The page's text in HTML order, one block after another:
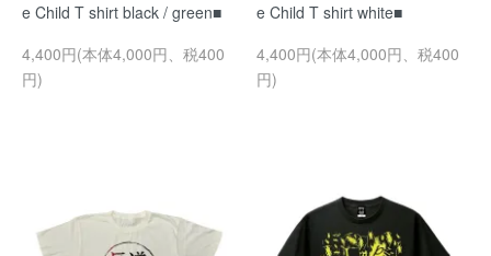
e Child T shirt black / green■
4,400円(本体4,000円、税400
円)
e Child T shirt white■
4,400円(本体4,000円、税400
円)